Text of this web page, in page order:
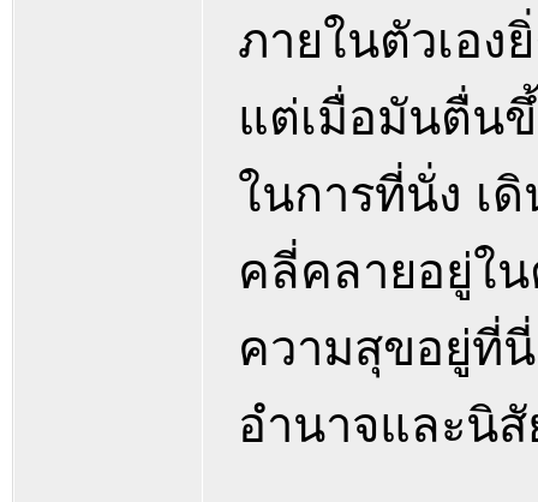
ภายในตัวเอง
แต่เมื่อมันตื่นขึ้
ในการที่นั่ง เ
คลี่คลายอยู่ใ
ความสุขอยู่ที่
อำนาจและนิสั